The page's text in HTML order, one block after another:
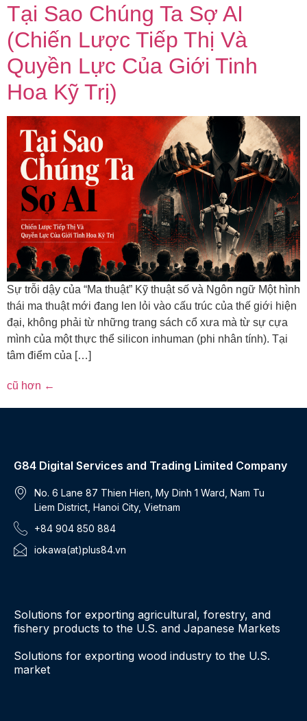
Tại Sao Chúng Ta Sợ AI
(Chiến Lược Tiếp Thị Và
Quyền Lực Của Giới Tinh
Hoa Kỹ Trị)
Sự trỗi dậy của “Ma thuật” Kỹ thuật số và Ngôn ngữ Một hình
thái ma thuật mới đang len lỏi vào cấu trúc của thế giới hiện
đại, không phải từ những trang sách cổ xưa mà từ sự cựa
mình của một thực thể silicon inhuman (phi nhân tính). Tại
tâm điểm của […]
cũ hơn ←
G84 Digital Services and Trading Limited Company
No. 6 Lane 87 Thien Hien, My Dinh 1 Ward, Nam Tu
Liem District, Hanoi City, Vietnam
+84 904 850 884
iokawa(at)plus84.vn
Solutions for exporting agricultural, forestry, and
fishery products to the U.S. and Japanese Markets
Solutions for exporting wood industry to the U.S.
market